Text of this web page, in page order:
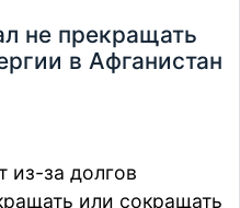
не прекращать
в Афганистан
из-за долгов
или сокращать